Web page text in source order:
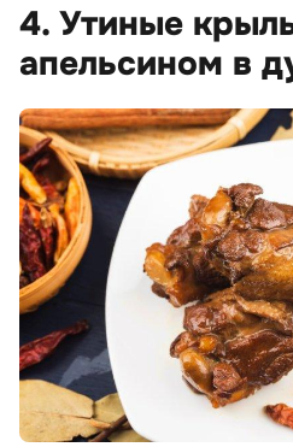
4. Утиные
апельсином в